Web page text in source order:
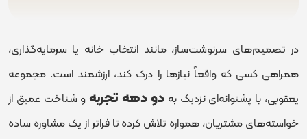
در تصمیم‌های سرنوشت‌ساز، مانند انتخاب خانه یا سرمایه‌گذاری،
همراهی کسی که واقعاً نیازها را درک کند، ارزشمند است. مجموعه
یعقوبی، با پشتوانه‌ای نزدیک بهدو دهه تجربه و شناخت عمیق از
خواسته‌های مشتریان، همواره تلاش کرده تا فراتر از یک مشاوره ساده